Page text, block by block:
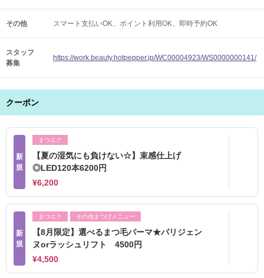
その他 スマート支払いOK ポイント利用OK 即時予約OK
スタッフ
募集
https://work.beauty.hotpepper.jp/WC00004923/WS0000000141/
クーポン
新
規
まつエク
【夏の湿気にも負けない☆】束感仕上げ
◎LED120本6200円
¥6,200
新
規
まつエク その他まつげメニュー
【8月限定】選べるまつ毛パーマ★パリジェン
ヌorラッシュリフト 4500円
¥4,500